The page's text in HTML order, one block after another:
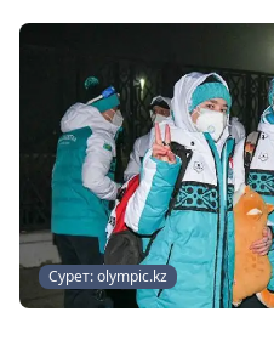
Сурет: olympic.kz